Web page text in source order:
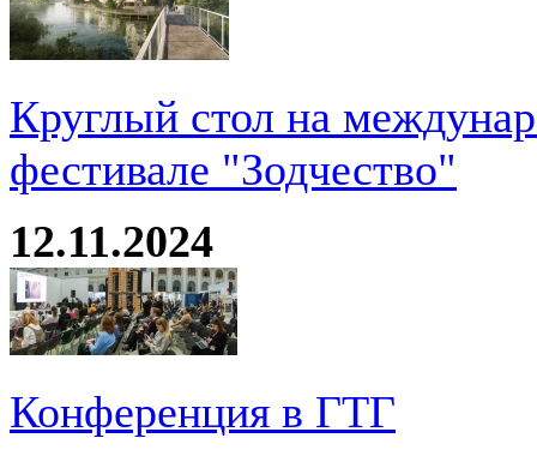
Круглый стол на
фестивале "Зодчество"
12.11.2024
Конференция в ГТГ